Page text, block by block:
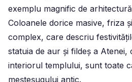
exemplu magnific de
Coloanele dorice masive, friza
complex, care descriu
statuia de aur și fildeș a Atenei,
interiorul templului, sunt toate
meșteșugului antic.